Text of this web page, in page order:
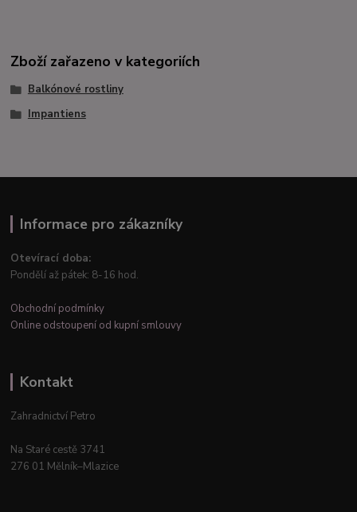
Zboží zařazeno v kategoriích
Balkónové rostliny
Impantiens
Informace pro zákazníky
Otevírací doba:
Pondělí až pátek: 8-16 hod.
Obchodní podmínky
Online odstoupení od kupní smlouvy
Kontakt
Zahradnictví Petro
Na Staré cestě 3741
276 01 Mělník–Mlazice